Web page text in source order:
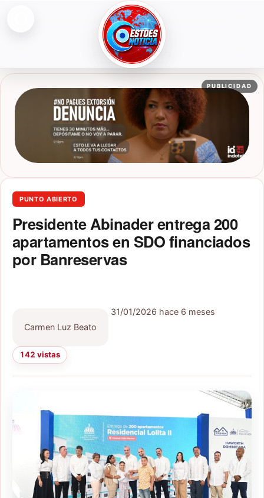
ESTOESNOTICIA|NOTICIAS
PUBLICIDAD
PUNTO ABIERTO
Presidente Abinader entrega 200
apartamentos en SDO financiados
por Banreservas
Carmen Luz Beato
31/01/2026 hace 6 meses
142 vistas